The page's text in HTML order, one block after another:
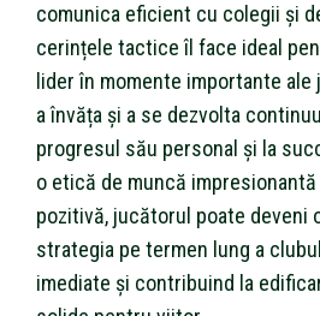
comunica eficient cu colegii și
cerințele tactice îl face ideal
lider în momente importante ale
a învăța și a se dezvolta
progresul său personal și la
o etică de muncă
pozitivă, jucătorul poate deveni
strategia pe termen lung a
imediate și contribuind la